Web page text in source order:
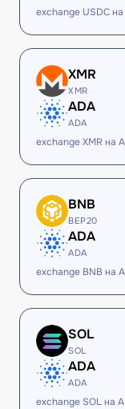
exchange USDC
XMR
XMR
ADA
ADA
exchange XMR на
BNB
BEP20
ADA
ADA
exchange BNB на
SOL
SOL
ADA
ADA
exchange SOL на